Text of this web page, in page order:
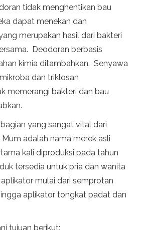
tidak menghentikan bau
dapat menekan dan
merupakan hasil dari bakteri
Deodoran berbasis
kimia ditambahkan. Senyawa
dan triklosan
memerangi bakteri dan bau
yang sangat vital dari
adalah nama merek asli
kali diproduksi pada tahun
tersedia untuk pria dan wanita
mulai dari semprotan
aplikator tongkat padat dan
tujuan berikut: